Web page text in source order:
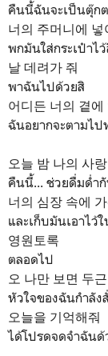
คืนนี้ฉันจะเป็นตุ๊ก
너의 주머니에 넣
พกมันใส่กระเป๋าไ
날 데려가 줘
พาฉันไปด้วยสิ
어디든 너의 곁에
ฉันอยากจะตามไ
오늘 밤 나의 사
คืนนี้... ช่วยดื่มด่ำ
너의 심장 속에
และเก็บมันเอาไว้ใ
영원토록
ตลอดไป
오 나만 보면 두
หัวใจของฉันกำลัง
오늘을 기억해줘
ได้โปรดจดจำฉันด้